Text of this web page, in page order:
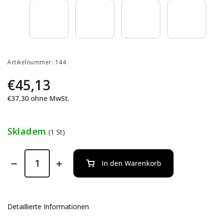
Artikelnummer: 144
€45,13
€37,30 ohne MwSt.
Skladem (1 St)
In den Warenkorb
Detaillierte Informationen